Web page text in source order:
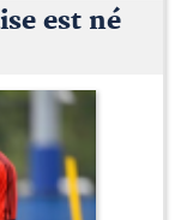
est né